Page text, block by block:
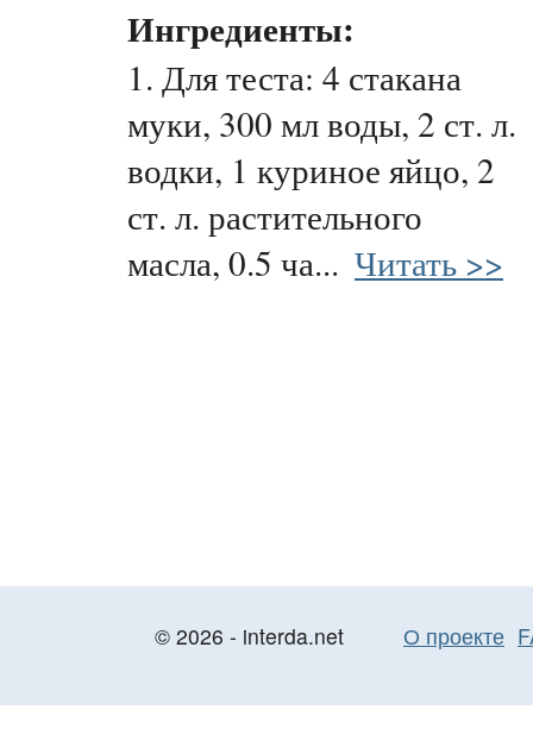
Ингредиенты:
1. Для теста: 4 стакана
муки, 300 мл воды, 2 ст. л.
водки, 1 куриное яйцо, 2
ст. л. растительного
масла, 0.5 ча... Читать >>
© 2026 - interda.net О проекте